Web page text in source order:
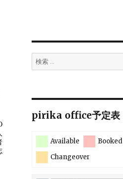
検
索:
pirika office予定表
Available
Booked
Changeover